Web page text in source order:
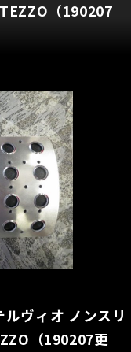
（190207
ルヴィオ ノンスリ
（190207更